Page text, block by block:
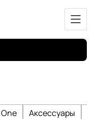
One Аксессуары